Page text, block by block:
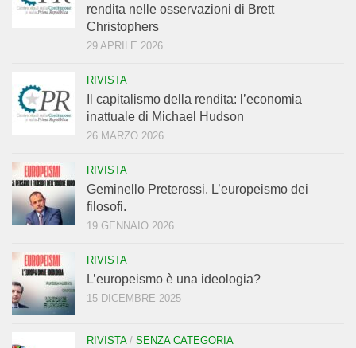
rendita nelle osservazioni di Brett
Christophers
29 APRILE 2026
RIVISTA
Il capitalismo della rendita: l’economia
inattuale di Michael Hudson
26 MARZO 2026
RIVISTA
Geminello Preterossi. L’europeismo dei
filosofi.
19 GENNAIO 2026
RIVISTA
L’europeismo è una ideologia?
15 DICEMBRE 2025
RIVISTA/ SENZA CATEGORIA